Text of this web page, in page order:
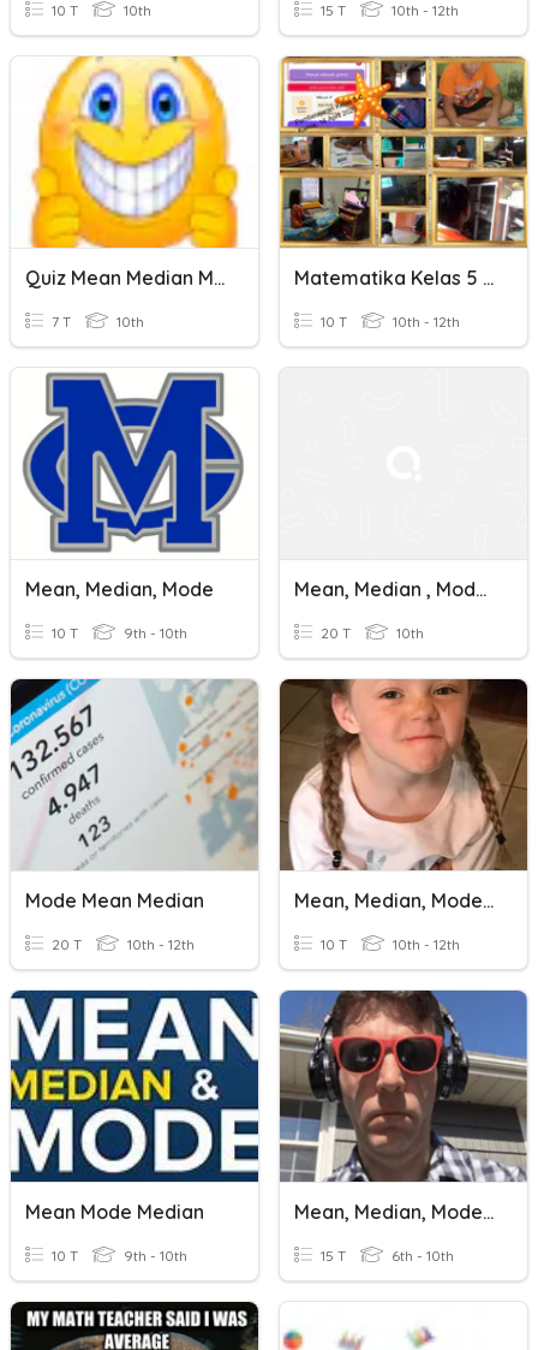
10 T 10th 15 T 10th - 12th
Quiz Mean Median Modus Pra Pembelajaran
7 T 10th
Matematika Kelas 5 Mean Dan Modus
10 T 10th - 12th
Mean, Median, Mode
10 T 9th - 10th
Mean, Median , Modus
20 T 10th
Mode Mean Median
20 T 10th - 12th
Mean, Median, Mode, Range
10 T 10th - 12th
Mean Mode Median
10 T 9th - 10th
Mean, Median, Mode, Range Review
15 T 6th - 10th